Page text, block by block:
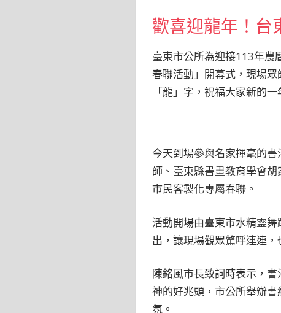
歡喜迎龍年！台
臺東市公所為迎接113年農
春聯活動」開幕式，現場
「龍」字，祝福大家新的一
今天到場參與名家揮毫的
師、臺東縣書畫教育學會
市民客製化專屬春聯。
活動開場由臺東市水精靈
出，讓現場觀眾驚呼連連，
陳銘風市長致詞時表示，
神的好兆頭，市公所舉辦
氛。